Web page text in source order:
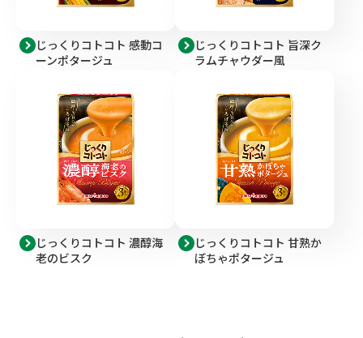
じっくりコトコト 感動コ
ーンポタージュ
じっくりコトコト 旨深ク
ラムチャウダー風
じっくりコトコト 濃醇海
老のビスク
じっくりコトコト 甘熟か
ぼちゃポタージュ